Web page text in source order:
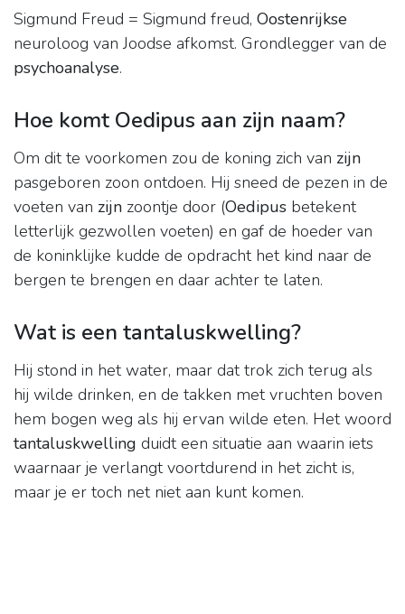
Sigmund Freud = Sigmund freud, Oostenrijkse
neuroloog van Joodse afkomst. Grondlegger van de
psychoanalyse.
Hoe komt Oedipus aan zijn naam?
Om dit te voorkomen zou de koning zich van zijn
pasgeboren zoon ontdoen. Hij sneed de pezen in de
voeten van zijn zoontje door (Oedipus betekent
letterlijk gezwollen voeten) en gaf de hoeder van
de koninklijke kudde de opdracht het kind naar de
bergen te brengen en daar achter te laten.
Wat is een tantaluskwelling?
Hij stond in het water, maar dat trok zich terug als
hij wilde drinken, en de takken met vruchten boven
hem bogen weg als hij ervan wilde eten. Het woord
tantaluskwelling duidt een situatie aan waarin iets
waarnaar je verlangt voortdurend in het zicht is,
maar je er toch net niet aan kunt komen.